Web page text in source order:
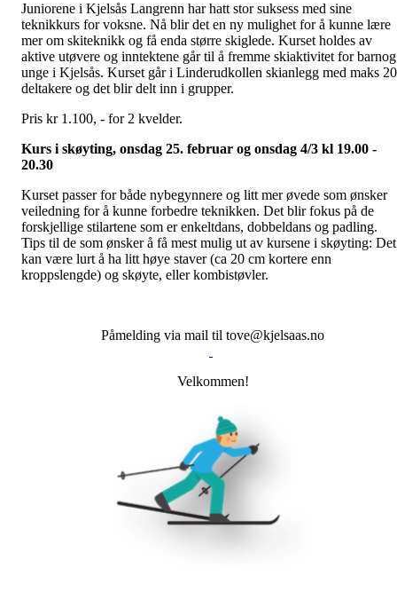
Juniorene i Kjelsås Langrenn har hatt stor suksess med sine
teknikkurs for voksne. Nå blir det en ny mulighet for å kunne lære
mer om skiteknikk og få enda større skiglede. Kurset holdes av
aktive utøvere og inntektene går til å fremme skiaktivitet for barnog
unge i Kjelsås. Kurset går i Linderudkollen skianlegg med maks 20
deltakere og det blir delt inn i grupper.
Pris kr 1.100, - for 2 kvelder.
Kurs i skøyting, onsdag 25. februar og onsdag 4/3 kl 19.00 -
20.30
Kurset passer for både nybegynnere og litt mer øvede som ønsker
veiledning for å kunne forbedre teknikken. Det blir fokus på de
forskjellige stilartene som er enkeltdans, dobbeldans og padling.
Tips til de som ønsker å få mest mulig ut av kursene i skøyting: Det
kan være lurt å ha litt høye staver (ca 20 cm kortere enn
kroppslengde) og skøyte, eller kombistøvler.
Påmelding via mail til tove@kjelsaas.no
Velkommen!